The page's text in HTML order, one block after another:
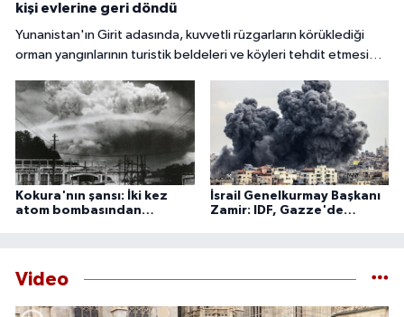
kişi evlerine geri döndü
Yunanistan'ın Girit adasında, kuvvetli rüzgarların körüklediği
orman yangınlarının turistik beldeleri ve köyleri tehdit etmesi
Kokura'nın şansı: İki kez
atom bombasından
İsrail Genelkurmay Başkanı
Zamir: IDF, Gazze'de
Video